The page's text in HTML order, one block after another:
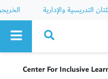
التدريسية والإدارية
Center For Inclusive